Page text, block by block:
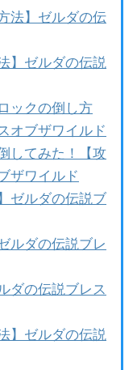
法】ゼルダの伝
】ゼルダの伝説
ックの倒し方
オブザワイルド
してみた！【攻
ザワイルド
ゼルダの伝説ブ
ルダの伝説ブレ
ダの伝説ブレス
】ゼルダの伝説